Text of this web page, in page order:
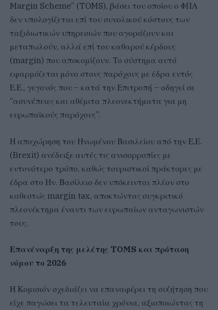
Margin Scheme” (TOMS), βάσει του οποίου ο ΦΠΑ
δεν υπολογίζεται επί του συνολικού κόστους των
ταξιδιωτικών υπηρεσιών που αγοράζουν και
μεταπωλούν, αλλά επί του καθαρού κέρδους
(margin) που αποκομίζουν. Το σύστημα αυτό
εφαρμόζεται μόνο στους παρόχους με έδρα εντός
Ε.Ε., γεγονός που – κατά την Επιτροπή – οδηγεί σε
“ασυνέπειες και αθέμιτα πλεονεκτήματα για μη
ευρωπαϊκούς παρόχους”.
Η αποχώρηση του Ηνωμένου Βασιλείου από την Ε.Ε.
(Brexit) ανέδειξε αυτές τις ανισορροπίες με
εντονότερο τρόπο, καθώς τουριστικοί πράκτορες με
έδρα στο Ην. Βασίλειο δεν υπόκεινται πλέον στο
καθεστώς margin tax, αποκτώντας συγκριτικό
πλεονέκτημα έναντι των ευρωπαίων ανταγωνιστών
τους.
Επανέναρξη της μελέτης TOMS και πρόταση
νόμου το 2026
Η Κομισιόν σχεδιάζει να επαναφέρει τη συζήτηση που
είχε παγώσει τα τελευταία χρόνια, αξιοποιώντας τη